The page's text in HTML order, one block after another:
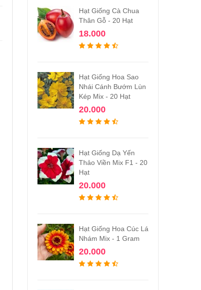
Hạt Giống Cà Chua
Thân Gỗ - 20 Hạt
18.000
Hạt Giống Hoa Sao
Nhái Cánh Bướm Lùn
Kép Mix - 20 Hạt
20.000
Hạt Giống Dạ Yến
Thảo Viền Mix F1 - 20
Hạt
20.000
Hạt Giống Hoa Cúc Lá
Nhám Mix - 1 Gram
20.000